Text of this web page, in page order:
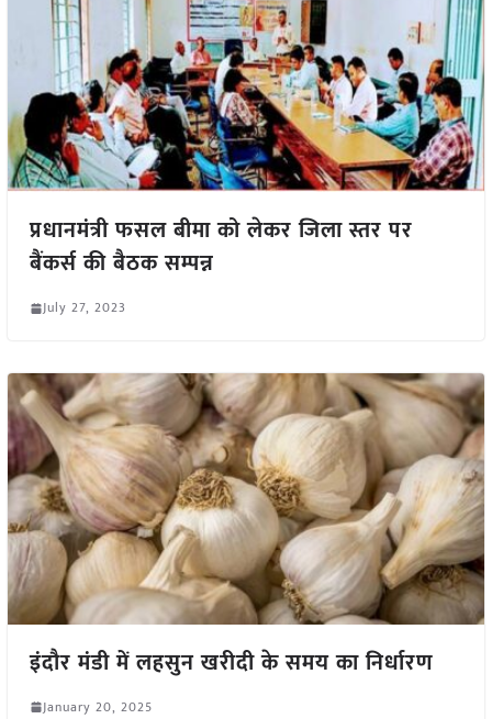
प्रधानमंत्री फसल बीमा को लेकर जिला स्तर पर
बैंकर्स की बैठक सम्पन्न
July 27, 2023
इंदौर मंडी में लहसुन खरीदी के समय का निर्धारण
January 20, 2025